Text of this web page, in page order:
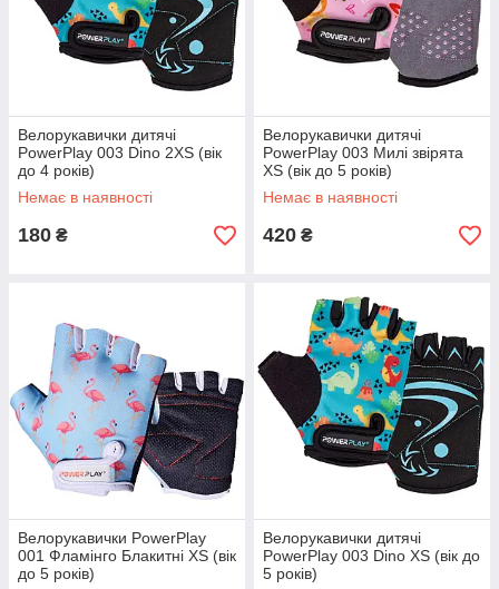
Велорукавички дитячі
PowerPlay 003 Dino 2XS (вік
до 4 років)
Немає в наявності
180 ₴
Велорукавички дитячі
PowerPlay 003 Милі звірята
XS (вік до 5 років)
Немає в наявності
420 ₴
Велорукавички PowerPlay
001 Фламінго Блакитні XS (вік
до 5 років)
Велорукавички дитячі
PowerPlay 003 Dino XS (вік до
5 років)